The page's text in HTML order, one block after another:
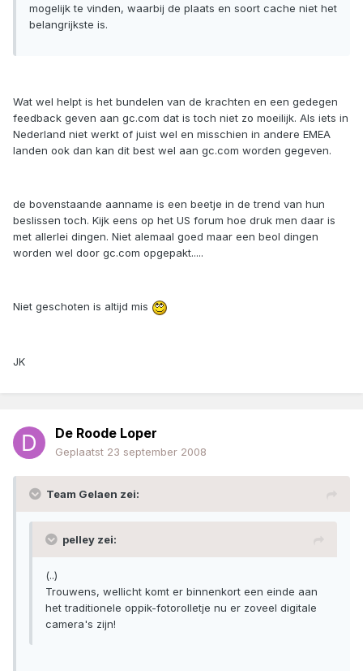
mogelijk te vinden, waarbij de plaats en soort cache niet het
belangrijkste is.
Wat wel helpt is het bundelen van de krachten en een gedegen
feedback geven aan gc.com dat is toch niet zo moeilijk. Als iets in
Nederland niet werkt of juist wel en misschien in andere EMEA
landen ook dan kan dit best wel aan gc.com worden gegeven.
de bovenstaande aanname is een beetje in de trend van hun
beslissen toch. Kijk eens op het US forum hoe druk men daar is
met allerlei dingen. Niet alemaal goed maar een beol dingen
worden wel door gc.com opgepakt.....
Niet geschoten is altijd mis
JK
De Roode Loper
Geplaatst 23 september 2008
Team Gelaen zei:
pelley zei:
(..)
Trouwens, wellicht komt er binnenkort een einde aan
het traditionele oppik-fotorolletje nu er zoveel digitale
camera's zijn!